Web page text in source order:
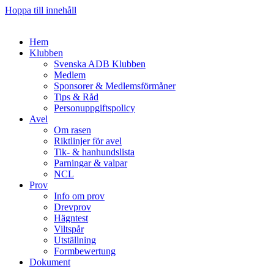
Hoppa till innehåll
Hem
Klubben
Svenska ADB Klubben
Medlem
Sponsorer & Medlemsförmåner
Tips & Råd
Personuppgiftspolicy
Avel
Om rasen
Riktlinjer för avel
Tik- & hanhundslista
Parningar & valpar
NCL
Prov
Info om prov
Drevprov
Hägntest
Viltspår
Utställning
Formbewertung
Dokument